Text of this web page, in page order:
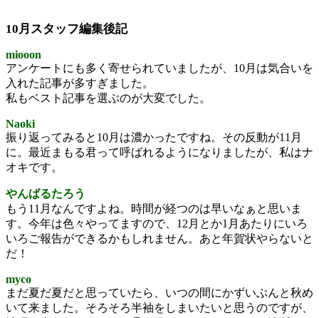
10月スタッフ編集後記
miooon
アンケートにも多く寄せられていましたが、10月は気合いを
入れた記事が多すぎました。
私もベスト記事を選ぶのが大変でした。
Naoki
振り返ってみると10月は濃かったですね。その反動が11月
に。最近まもる君って呼ばれるようになりましたが、私はナ
オキです。
やんばるたろう
もう11月なんですよね。時間が経つのは早いなぁと思いま
す。今年は色々やってますので、12月とか1月あたりにいろ
いろご報告ができるかもしれません。あと年賀状やらないと
だ！
myco
まだ夏だ夏だと思っていたら、いつの間にかずいぶんと秋め
いて来ました。そろそろ半袖をしまいたいと思うのですが、